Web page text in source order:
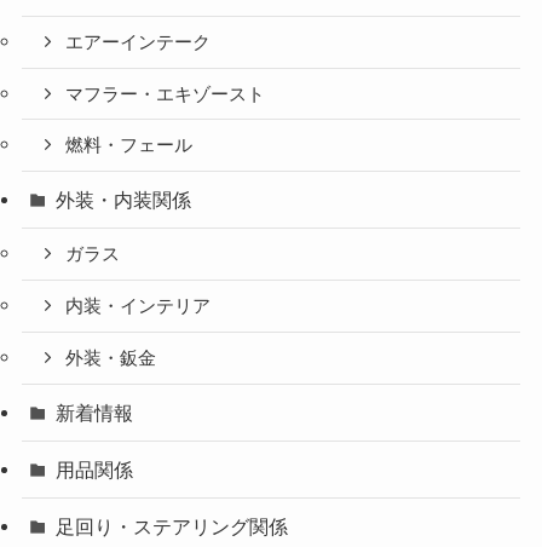
エアーインテーク
マフラー・エキゾースト
燃料・フェール
外装・内装関係
ガラス
内装・インテリア
外装・鈑金
新着情報
用品関係
足回り・ステアリング関係